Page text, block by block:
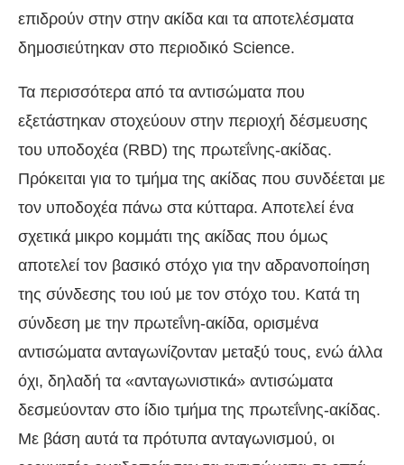
επιδρούν στην στην ακίδα και τα αποτελέσματα
δημοσιεύτηκαν στο περιοδικό Science.
Τα περισσότερα από τα αντισώματα που
εξετάστηκαν στοχεύουν στην περιοχή δέσμευσης
του υποδοχέα (RBD) της πρωτεΐνης-ακίδας.
Πρόκειται για το τμήμα της ακίδας που συνδέεται με
τον υποδοχέα πάνω στα κύτταρα. Αποτελεί ένα
σχετικά μικρο κομμάτι της ακίδας που όμως
αποτελεί τον βασικό στόχο για την αδρανοποίηση
της σύνδεσης του ιού με τον στόχο του. Κατά τη
σύνδεση με την πρωτεΐνη-ακίδα, ορισμένα
αντισώματα ανταγωνίζονταν μεταξύ τους, ενώ άλλα
όχι, δηλαδή τα «ανταγωνιστικά» αντισώματα
δεσμεύονταν στο ίδιο τμήμα της πρωτεΐνης-ακίδας.
Με βάση αυτά τα πρότυπα ανταγωνισμού, οι